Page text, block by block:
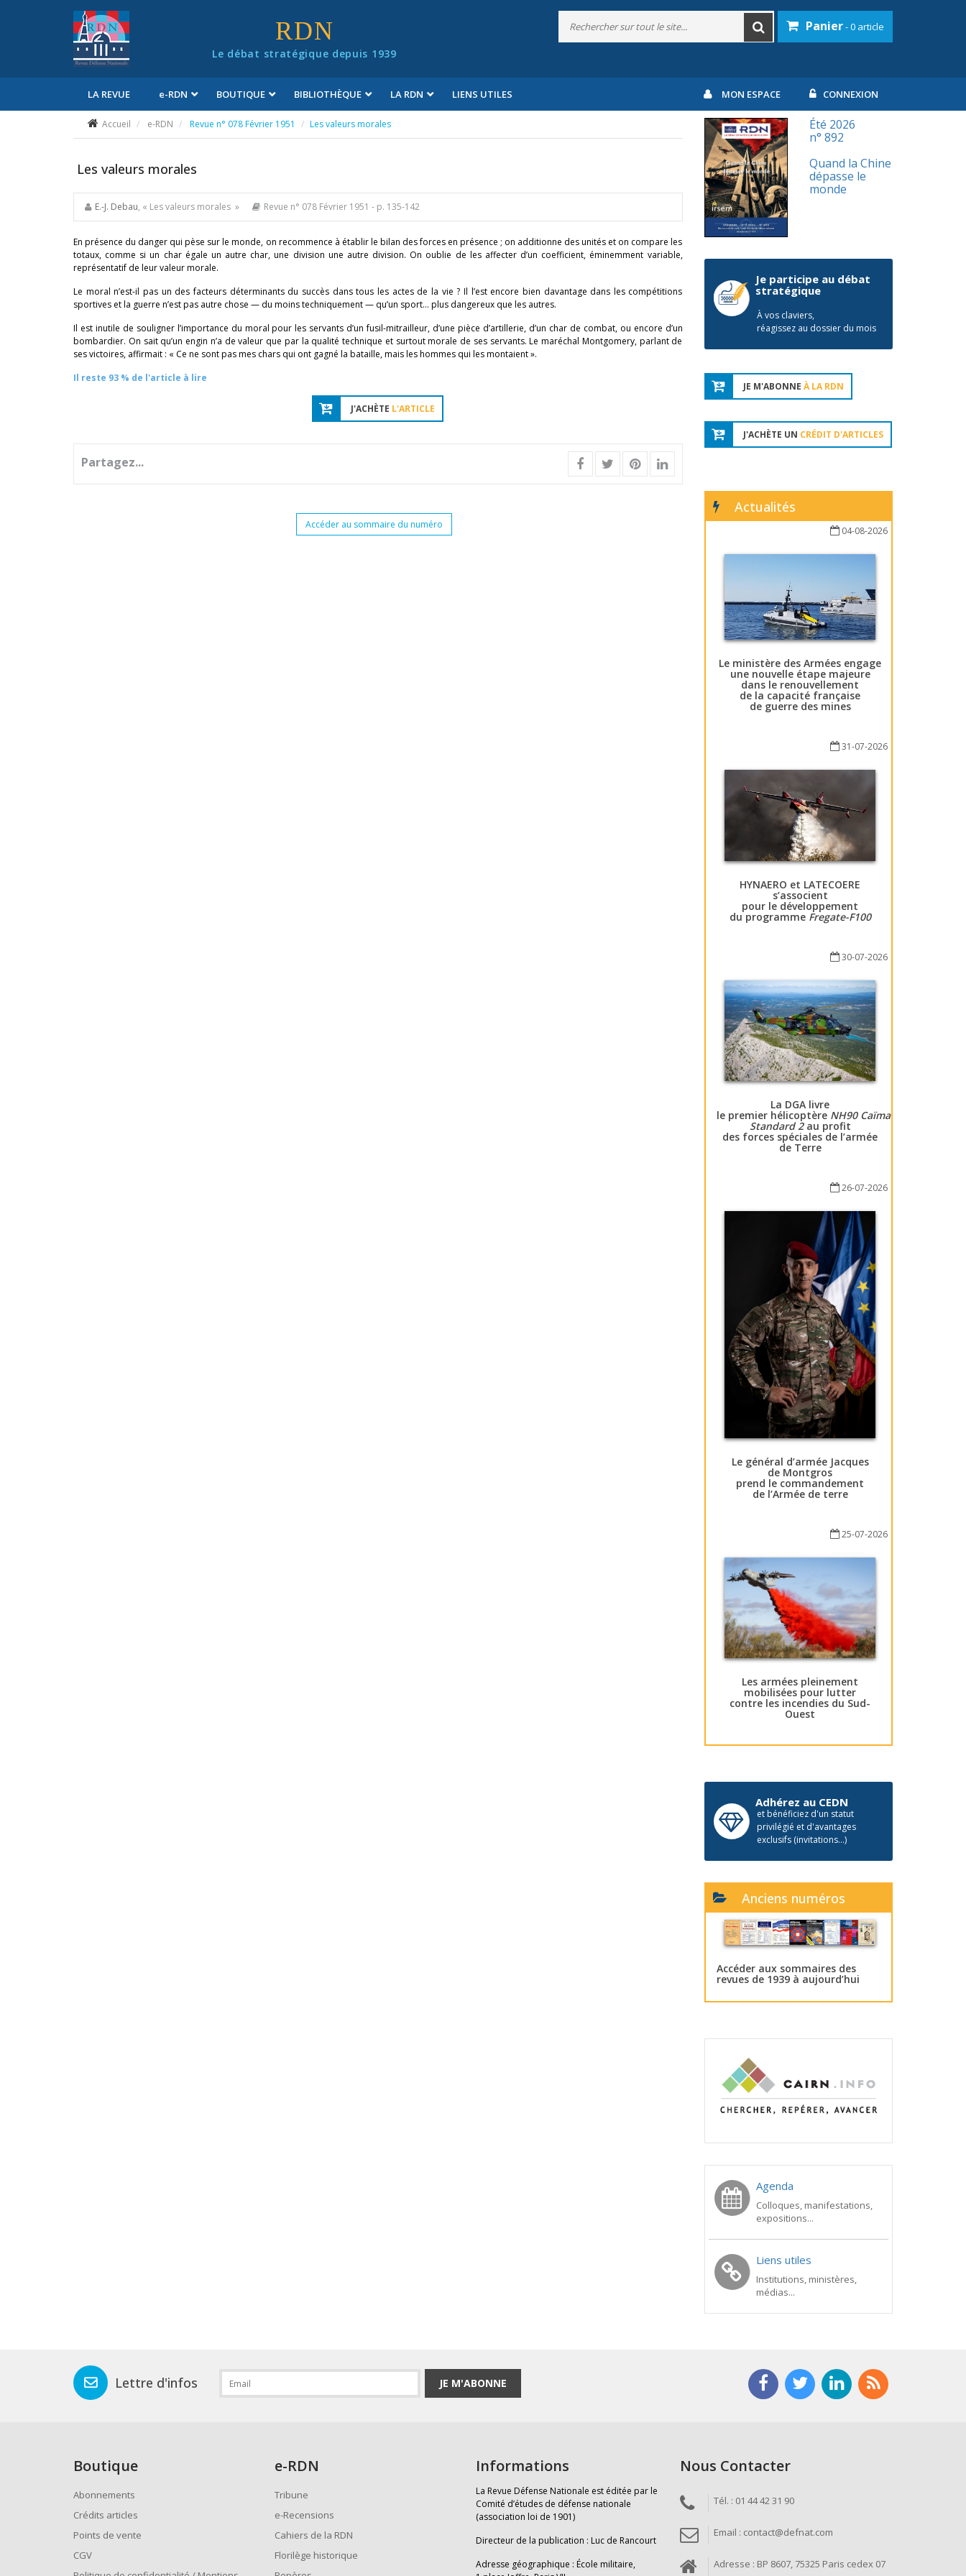
RDN
Le débat stratégique depuis 1939
Panier- 0 article
LA REVUE e-RDN BOUTIQUE BIBLIOTHÈQUE LA RDN LIENS UTILES MON ESPACE CONNEXION
Accueil e-RDN Revue n° 078 Février 1951 Les valeurs morales
Les valeurs morales
E.-J. Debau, « Les valeurs morales » Revue n° 078 Février 1951 - p. 135-142
En présence du danger qui pèse sur le monde, on recommence à établir le bilan des forces en présence ; on additionne des unités et on compare les
totaux, comme si un char égale un autre char, une division une autre division. On oublie de les affecter d’un coefficient, éminemment variable,
représentatif de leur valeur morale.
Le moral n’est-il pas un des facteurs déterminants du succès dans tous les actes de la vie ? Il l’est encore bien davantage dans les compétitions
sportives et la guerre n’est pas autre chose — du moins techniquement — qu’un sport… plus dangereux que les autres.
Il est inutile de souligner l’importance du moral pour les servants d’un fusil-mitrailleur, d’une pièce d’artillerie, d’un char de combat, ou encore d’un
bombardier. On sait qu’un engin n’a de valeur que par la qualité technique et surtout morale de ses servants. Le maréchal Montgomery, parlant de
ses victoires, affirmait : « Ce ne sont pas mes chars qui ont gagné la bataille, mais les hommes qui les montaient ».
Il reste 93 % de l'article à lire
J'ACHÈTE L'ARTICLE
Partagez...
Accéder au sommaire du numéro
Été 2026
n° 892
Quand la Chine
dépasse le
monde
Je participe au débat
stratégique
À vos claviers,
réagissez au dossier du mois
JE M'ABONNE À LA RDN
J'ACHÈTE UN CRÉDIT D'ARTICLES
Actualités
04-08-2026
Le ministère des Armées engage
une nouvelle étape majeure
dans le renouvellement
de la capacité française
de guerre des mines
31-07-2026
HYNAERO et LATECOERE
s’associent
pour le développement
du programme Fregate-F100
30-07-2026
La DGA livre
le premier hélicoptère NH90 Caïman
Standard 2au profit
des forces spéciales de l’armée
de Terre
26-07-2026
Le général d’armée Jacques
de Montgros
prend le commandement
de l’Armée de terre
25-07-2026
Les armées pleinement
mobilisées pour lutter
contre les incendies du Sud-
Ouest
Adhérez au CEDN
et bénéficiez d'un statut
privilégié et d'avantages
exclusifs (invitations...)
Anciens numéros
Accéder aux sommaires des
revues de 1939 à aujourd’hui
Agenda
Colloques, manifestations,
expositions...
Liens utiles
Institutions, ministères,
médias...
Lettre d'infos JE M'ABONNE
Boutique
Abonnements
Crédits articles
Points de vente
CGV
e-RDN
Tribune
e-Recensions
Cahiers de la RDN
Florilège historique
Informations
La Revue Défense Nationale est éditée par le
Comité d’études de défense nationale
(association loi de 1901)
Directeur de la publication : Luc de Rancourt
Adresse géographique : École militaire,
Nous Contacter
Tél. : 01 44 42 31 90
Email : contact@defnat.com
Adresse : BP 8607, 75325 Paris cedex 07